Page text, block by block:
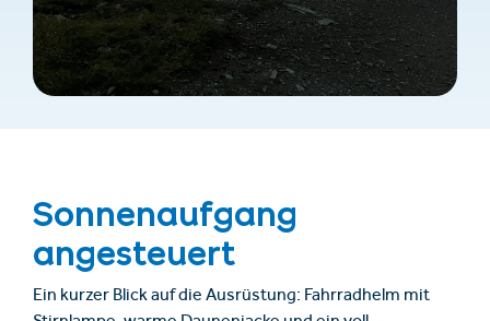
Sonnenaufgang
angesteuert
Ein kurzer Blick auf die Ausrüstung: Fahrradhelm mit